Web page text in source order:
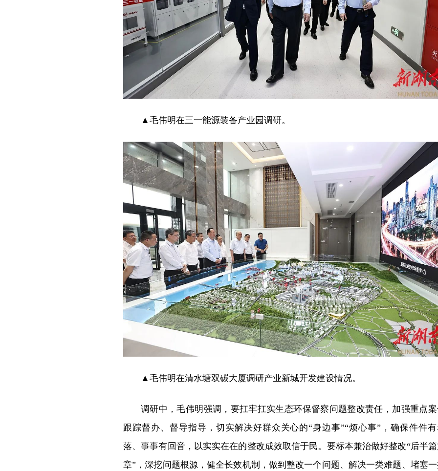
▲毛伟明在三一能源装备产业园调研。
▲毛伟明在清水塘双碳大厦调研产业新城开发建设情况。
调研中，毛伟明强调，要扛牢扛实生态环保督察问题整改责任，加强重点
跟踪督办、督导指导，切实解决好群众关心的“身边事”“烦心事”，确保件件
落、事事有回音，以实实在在的整改成效取信于民。要标本兼治做好整改“后半
章”，深挖问题根源，健全长效机制，做到整改一个问题、解决一类难题、堵塞